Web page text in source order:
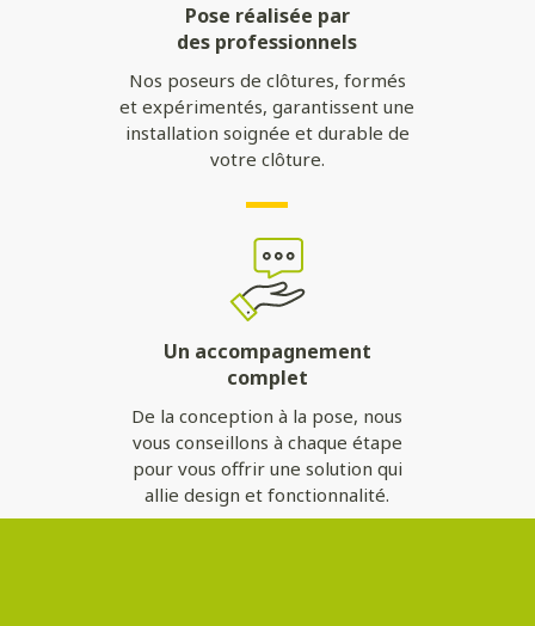
Pose réalisée par
des professionnels
Nos poseurs de clôtures, formés
et expérimentés, garantissent une
installation soignée et durable de
votre clôture.
Un accompagnement
complet
De la conception à la pose, nous
vous conseillons à chaque étape
pour vous offrir une solution qui
allie design et fonctionnalité.